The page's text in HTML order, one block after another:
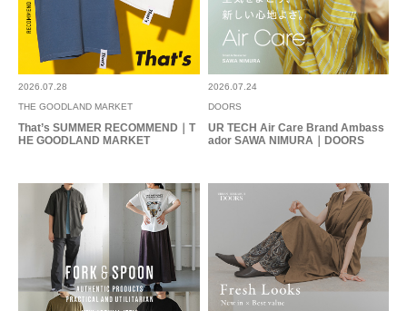
2026.07.28
THE GOODLAND MARKET
That’s SUMMER RECOMMEND｜T
HE GOODLAND MARKET
2026.07.24
DOORS
UR TECH Air Care Brand Ambass
ador SAWA NIMURA｜DOORS